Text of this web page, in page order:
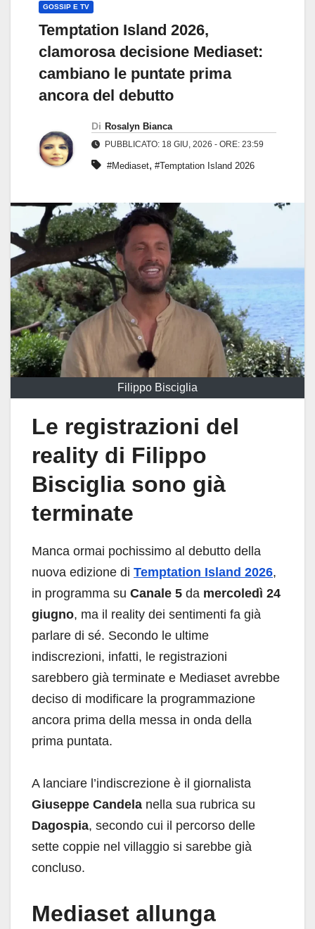
GOSSIP E TV
Temptation Island 2026,
clamorosa decisione Mediaset:
cambiano le puntate prima
ancora del debutto
Di Rosalyn Bianca
PUBBLICATO: 18 GIU, 2026 - ORE: 23:59
#Mediaset, #Temptation Island 2026
Filippo Bisciglia
Le registrazioni del
reality di Filippo
Bisciglia sono già
terminate
Manca ormai pochissimo al debutto della
nuova edizione di Temptation Island 2026,
in programma su Canale 5 da mercoledì 24
giugno, ma il reality dei sentimenti fa già
parlare di sé. Secondo le ultime
indiscrezioni, infatti, le registrazioni
sarebbero già terminate e Mediaset avrebbe
deciso di modificare la programmazione
ancora prima della messa in onda della
prima puntata.
A lanciare l’indiscrezione è il giornalista
Giuseppe Candela nella sua rubrica su
Dagospia, secondo cui il percorso delle
sette coppie nel villaggio si sarebbe già
concluso.
Mediaset allunga